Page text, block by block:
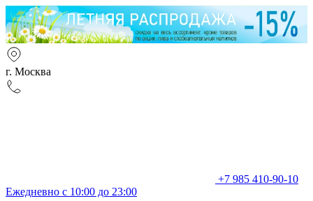
г. Москва
+7 985 410-90-10
Ежедневно с 10:00 до 23:00